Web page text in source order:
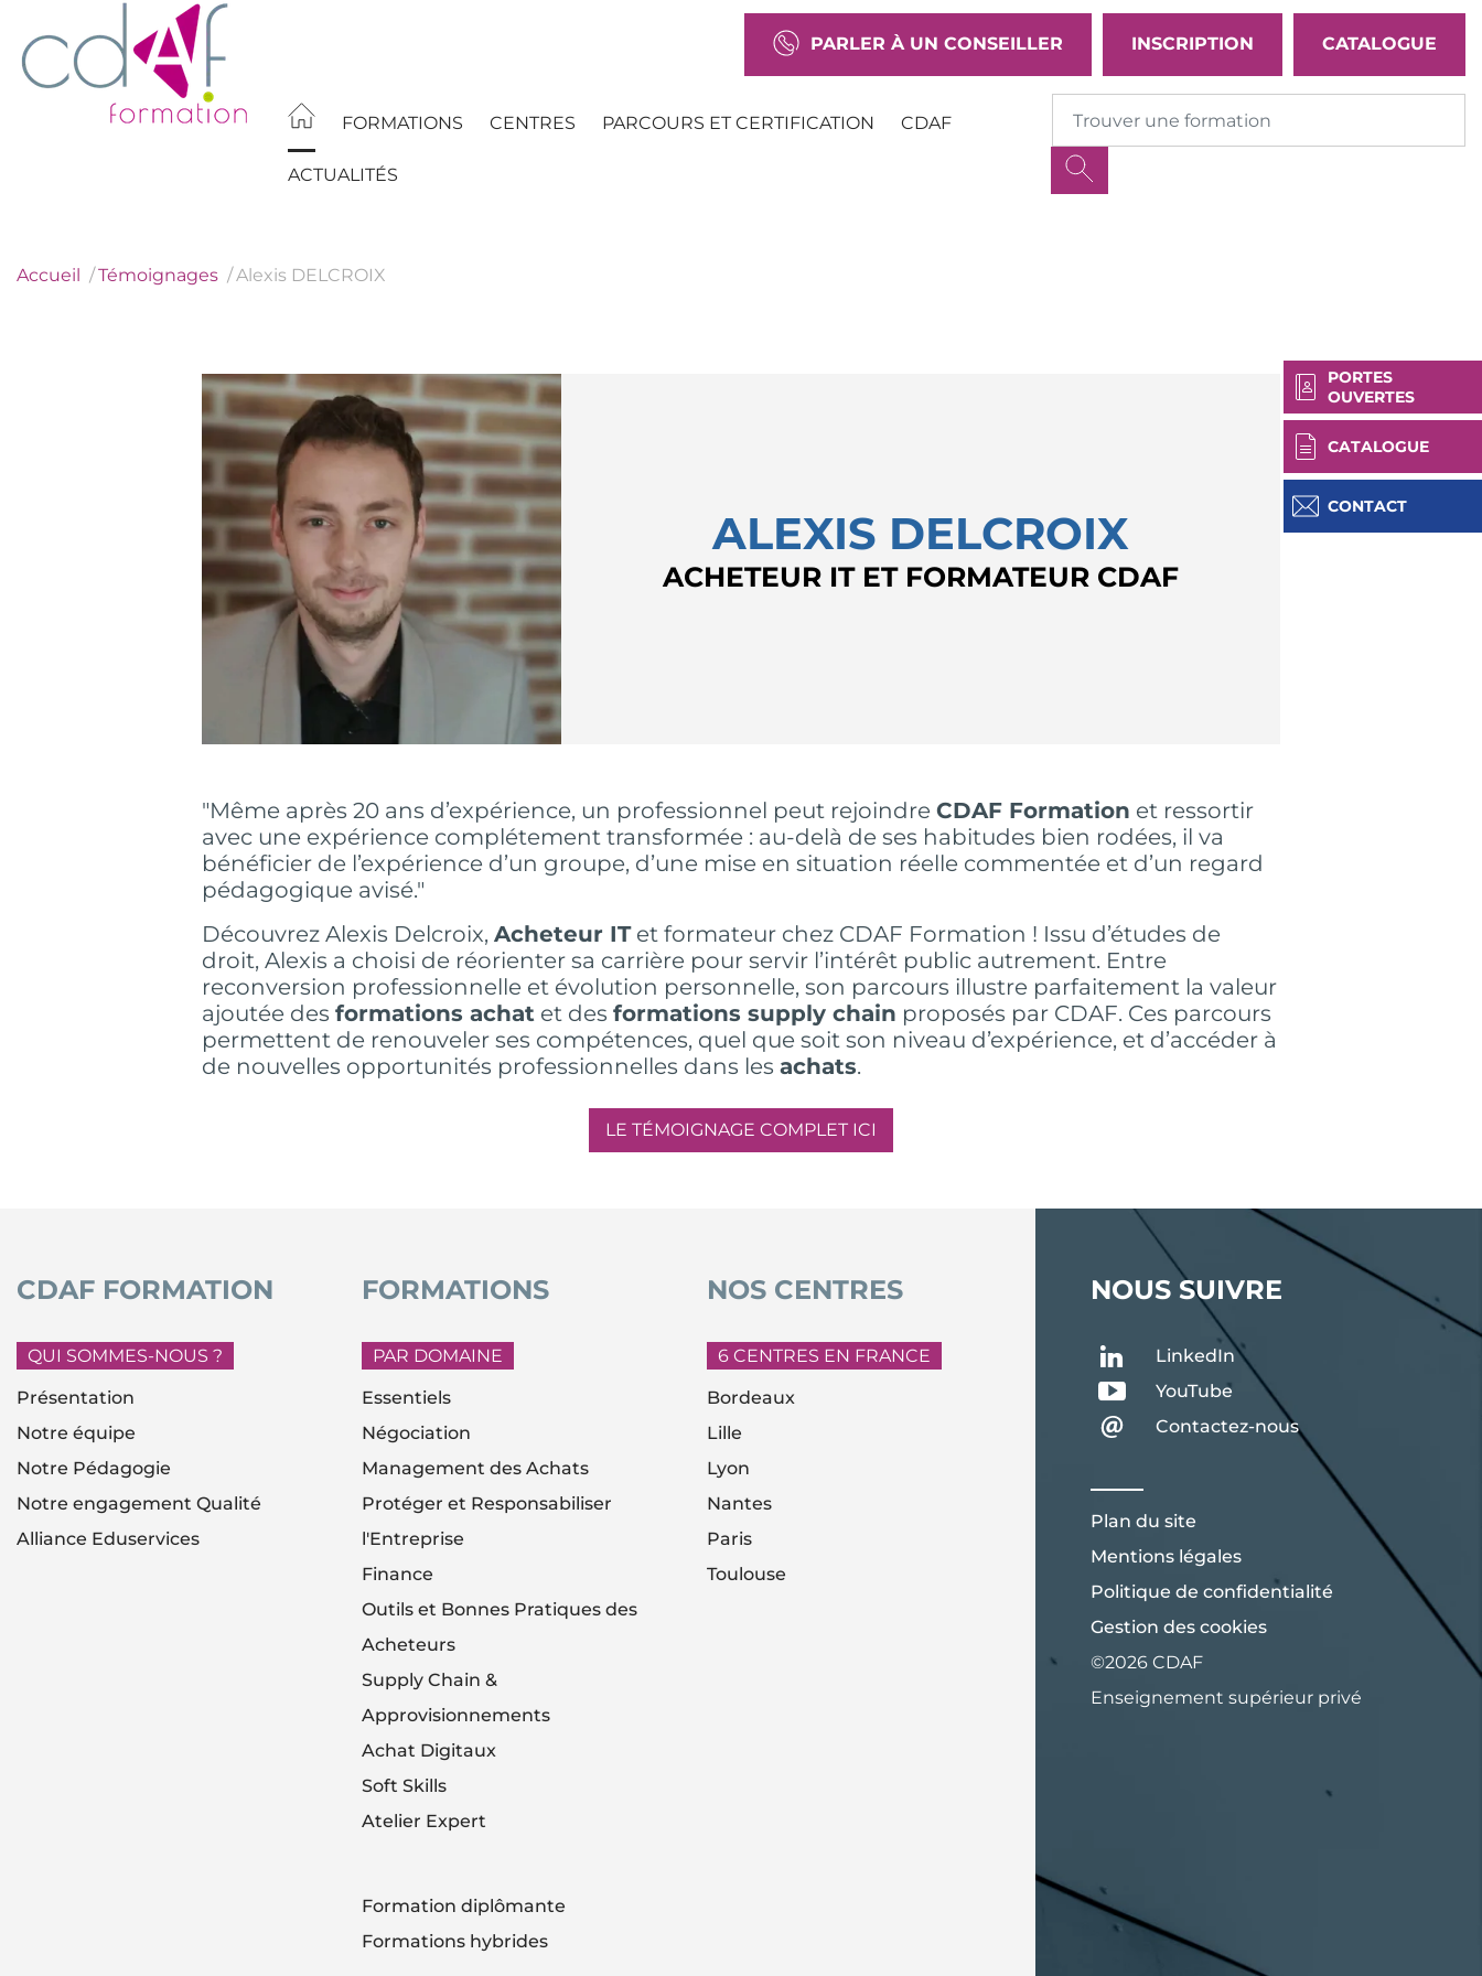
Aller
contenu
PARLER À UN CONSEILLER INSCRIPTION CATALOGUE
FORMATIONS CENTRES PARCOURS ET CERTIFICATION CDAF
ACTUALITÉS
PORTES
OUVERTES
CATALOGUE
CONTACT
Accueil Témoignages Alexis DELCROIX
ALEXIS DELCROIX
ACHETEUR IT ET FORMATEUR CDAF
"Même après 20 ans d’expérience, un professionnel peut rejoindre CDAF Formation et ressortir
avec une expérience complétement transformée : au-delà de ses habitudes bien rodées, il va
bénéficier de l’expérience d’un groupe, d’une mise en situation réelle commentée et d’un regard
pédagogique avisé."
Découvrez Alexis Delcroix, Acheteur ITet formateur chez CDAF Formation ! Issu d’études de
droit, Alexis a choisi de réorienter sa carrière pour servir l’intérêt public autrement. Entre
reconversion professionnelle et évolution personnelle, son parcours illustre parfaitement la valeur
ajoutée des formations achat et des formations supply chain proposés par CDAF. Ces parcours
permettent de renouveler ses compétences, quel que soit son niveau d’expérience, et d’accéder à
de nouvelles opportunités professionnelles dans les achats.
LE TÉMOIGNAGE COMPLET ICI
CDAF FORMATION
QUI SOMMES-NOUS ?
Présentation
Notre équipe
Notre Pédagogie
Notre engagement Qualité
Alliance Eduservices
FORMATIONS
PAR DOMAINE
Essentiels
Négociation
Management des Achats
Protéger et Responsabiliser
l'Entreprise
Finance
Outils et Bonnes Pratiques des
Acheteurs
Supply Chain &
Approvisionnements
Achat Digitaux
Soft Skills
Atelier Expert
Formation diplômante
Formations hybrides
NOS CENTRES
6 CENTRES EN FRANCE
Bordeaux
Lille
Lyon
Nantes
Paris
Toulouse
NOUS SUIVRE
LinkedIn
YouTube
Contactez-nous
Plan du site
Mentions légales
Politique de confidentialité
Gestion des cookies
©2026 CDAF
Enseignement supérieur privé